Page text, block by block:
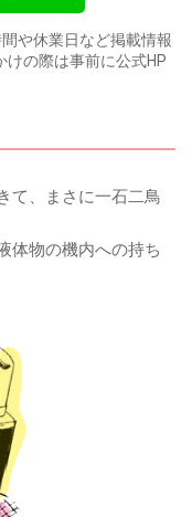
や休業日など掲載情報
の際は事前に公式HP
て、まさに一石二鳥
体物の機内への持ち